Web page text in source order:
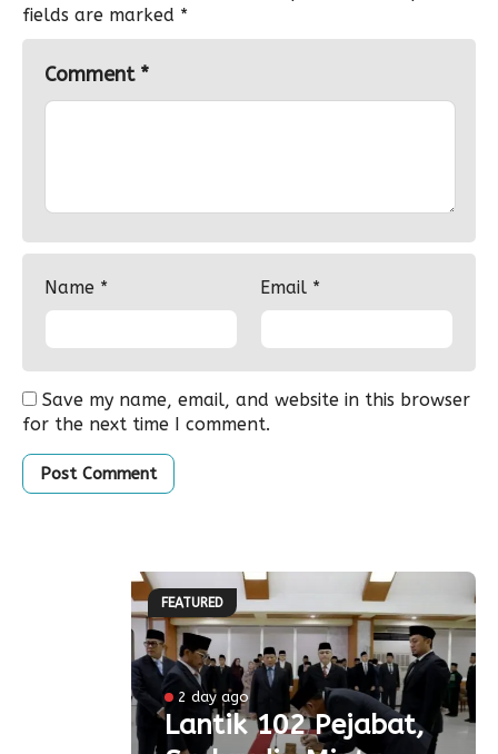
fields are marked *
Comment *
Name * Email *
Save my name, email, and website in this browser
for the next time I comment.
FEATURED
2 day ago
Lantik 102 Pejabat,